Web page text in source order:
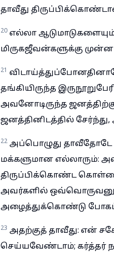
தாவீது
20 எல்லா
மிருகஜீவன்களுக்கு
21
தங்கியிருந்த
அவனோடிருந்த
ஜனத்தினிடத்தில்
22 அப்பொழுது தாவீதோடே
மக்களுமான எல்லாரும்:
திருப்பிக்கொண்ட
அவர்களில்
அழைத்துக்கொண்டு
23 அதற்குத் தாவீது: என்
செய்யவேண்டாம்; கர்த்தர்